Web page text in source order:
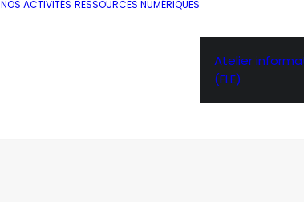
NOS ACTIVITÉS RESSOURCES NUMÉRIQUES
Atelier
(FLE)